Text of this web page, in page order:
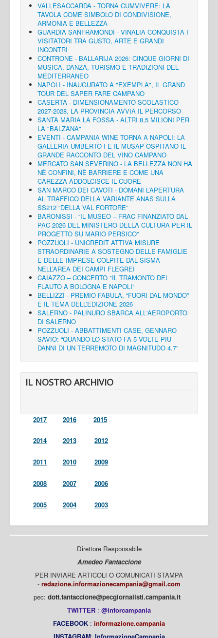
VALLESACCARDA - TORNA CUMVIVERE: LA
TAVOLA COME SIMBOLO DI CONDIVISIONE,
ARMONIA E BELLEZZA
GUARDIA SANFRAMONDI - VINALIA CONQUISTA I
VISITATORI TRA GUSTO, ARTE E GRANDI
INCONTRI
CONTRONE - BALLARIJA 2026: CINQUE GIORNI DI
MUSICA, DANZA, TURISMO E TRADIZIONI DEL
MEDITERRANEO
NAPOLI - INAUGURATO A "EXEMPLA", IL GRAND
TOUR DEL SAPER FARE CAMPANO
CASERTA - DIMENSIONAMENTO SCOLASTICO
2027-2028, LA PROVINCIA AVVIA IL PERCORSO
SANTA MARIA LA FOSSA - ALTRI 8,5 MILIONI PER
LA "BALZANA"
EVENTI - CAMPANIA WINE TORNA A NAPOLI: LA
GALLERIA UMBERTO I E IL MUSAP OSPITANO IL
GRANDE RACCONTO DEL VINO CAMPANO
MERCATO SAN SEVERINO - LA BELLEZZA NON HA
NÈ CONFINI, NÈ BARRIERE E COME UNA
CAREZZA ADDOLCISCE IL CUORE
SAN MARCO DEI CAVOTI - DOMANI L’APERTURA
AL TRAFFICO DELLA VARIANTE ANAS SULLA
SS212 “DELLA VAL FORTORE”
BARONISSI - “IL MUSEO – FRAC FINANZIATO DAL
PAC 2026 DEL MINISTERO DELLA CULTURA PER IL
PROGETTO SU MARIO PERSICO”
POZZUOLI - UNICREDIT ATTIVA MISURE
STRAORDINARIE A SOSTEGNO DELLE FAMIGLIE
E DELLE IMPRESE COLPITE DAL SISMA
NELL’AREA DEI CAMPI FLEGREI
CAIAZZO – CONCERTO "IL TRAMONTO DEL
FLAUTO A BOLOGNA E NAPOLI"
BELLIZZI - PREMIO FABULA, “FUORI DAL MONDO”
È IL TEMA DELL’EDIZIONE 2026
SALERNO - PALINURO SBARCA ALL'AEROPORTO
DI SALERNO
POZZUOLI - ABBATTIMENTI CASE, GENNARO
SAVIO: “QUANDO LO STATO FA 5 VOLTE PIU’
DANNI DI UN TERREMOTO DI MAGNITUDO 4.7”
IL NOSTRO ARCHIVIO
2017 2016 2015
2014 2013 2012
2011 2010 2009
2008 2007 2006
2005 2004 2003
Direttore Responsabile
Amedeo Fantaccione
PER INVIARE ARTICOLI O COMUNICATI STAMPA
- redazione.informazionecampania@gmail.com
pec: dott.fantaccione@pecgiornalisti.campania.it
TWITTER : @inforcampania
FACEBOOK : informazione.campania
INSTAGRAM: InformazioneCampania